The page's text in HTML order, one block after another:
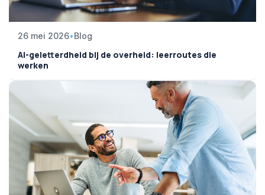
26 mei 2026•Blog
AI-geletterdheid bij de overheid: leerroutes die
werken